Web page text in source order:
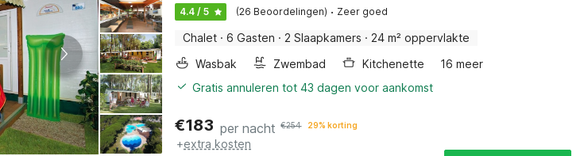
4.4 / 5 (26 Beoordelingen) · Zeer goed
Chalet · 6 Gasten · 2 Slaapkamers · 24 m² oppervlakte
Wasbak
Zwembad Kitchenette
16 meer
Gratis annuleren tot 43 dagen voor aankomst
€183 per nacht €254 29% korting
+extra kosten